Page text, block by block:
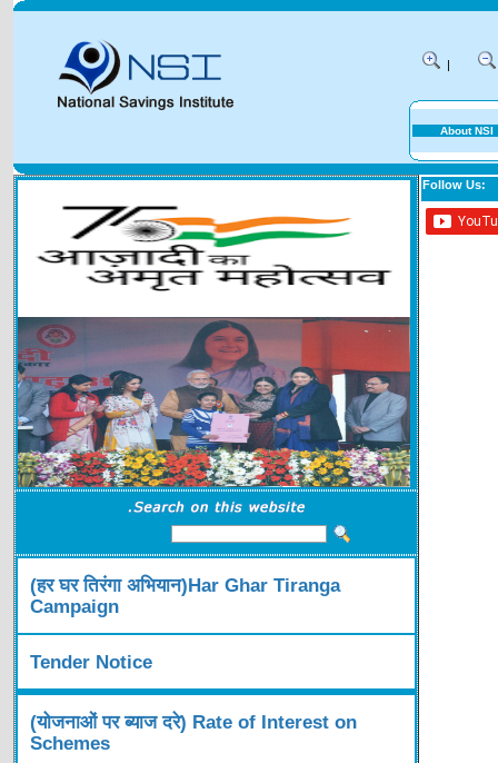
|
About NSI
(हर घर तिरंगा अभियान)Har Ghar Tiranga
Campaign
Tender Notice
(योजनाओं पर ब्याज दरे) Rate of Interest on
Schemes
Follow Us: